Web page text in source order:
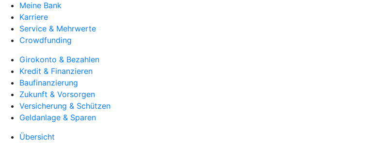
Meine Bank
Karriere
Service & Mehrwerte
Crowdfunding
Girokonto & Bezahlen
Kredit & Finanzieren
Baufinanzierung
Zukunft & Vorsorgen
Versicherung & Schützen
Geldanlage & Sparen
Übersicht